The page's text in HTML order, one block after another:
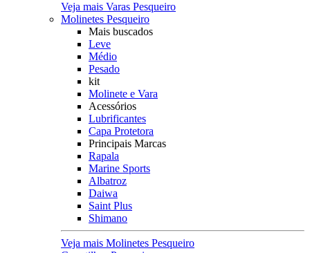
Veja mais Varas Pesqueiro
Molinetes Pesqueiro
Mais buscados
Leve
Médio
Pesado
kit
Molinete e Vara
Acessórios
Lubrificantes
Capa Protetora
Principais Marcas
Rapala
Marine Sports
Albatroz
Daiwa
Saint Plus
Shimano
Veja mais Molinetes Pesqueiro